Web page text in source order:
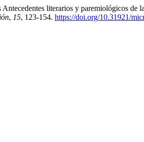
literarios y paremiológicos de
, 15, 123-154. https://doi.org/10.31921/